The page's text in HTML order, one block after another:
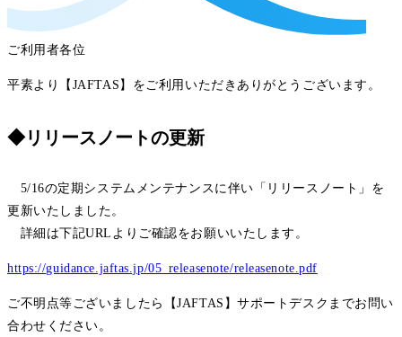
ご利用者各位
平素より【JAFTAS】をご利用いただきありがとうございます。
◆リリースノートの更新
5/16の定期システムメンテナンスに伴い「リリースノート」を
更新いたしました。
詳細は下記URLよりご確認をお願いいたします。
https://guidance.jaftas.jp/05_releasenote/releasenote.pdf
ご不明点等ございましたら【JAFTAS】サポートデスクまでお問い
合わせください。